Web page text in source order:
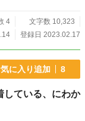
4
文字数 10,323
登録日 2023.02.17
に入り追加 8
している、にわか